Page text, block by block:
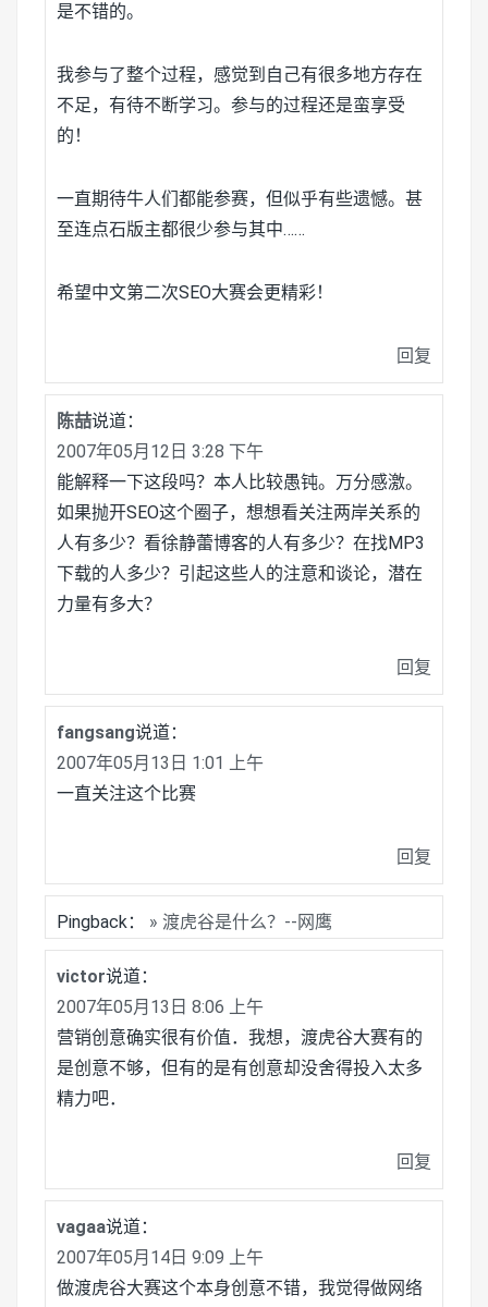
是不错的。
我参与了整个过程，感觉到自己有很多地方存在
不足，有待不断学习。参与的过程还是蛮享受
的！
一直期待牛人们都能参赛，但似乎有些遗憾。甚
至连点石版主都很少参与其中……
希望中文第二次SEO大赛会更精彩！
回复
陈喆说道：
2007年05月12日 3:28 下午
能解释一下这段吗？本人比较愚钝。万分感激。
如果抛开SEO这个圈子，想想看关注两岸关系的
人有多少？看徐静蕾博客的人有多少？在找MP3
下载的人多少？引起这些人的注意和谈论，潜在
力量有多大？
回复
fangsang说道：
2007年05月13日 1:01 上午
一直关注这个比赛
回复
Pingback： » 渡虎谷是什么？--网鹰
victor说道：
2007年05月13日 8:06 上午
营销创意确实很有价值．我想，渡虎谷大赛有的
是创意不够，但有的是有创意却没舍得投入太多
精力吧．
回复
vagaa说道：
2007年05月14日 9:09 上午
做渡虎谷大赛这个本身创意不错，我觉得做网络